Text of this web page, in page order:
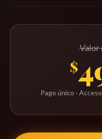
Valor
$
Pago único ·